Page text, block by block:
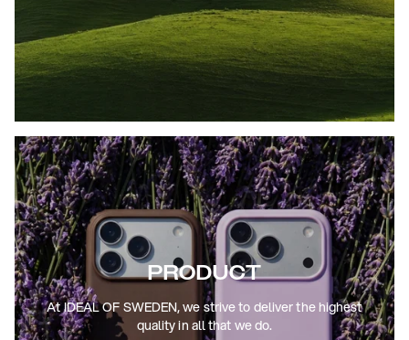
PRODUCT
At IDEAL OF SWEDEN, we strive to deliver the highest
quality in all that we do.